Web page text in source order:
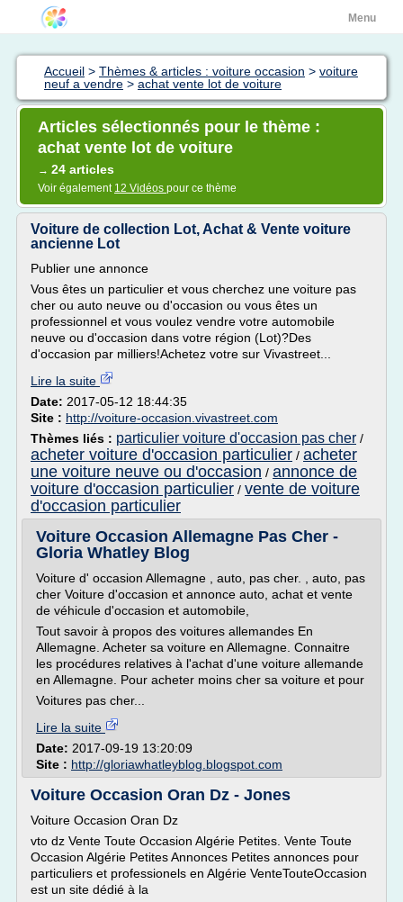
Menu
Accueil > Thèmes & articles : voiture occasion > voiture
neuf a vendre > achat vente lot de voiture
Articles sélectionnés pour le thème :
achat vente lot de voiture
→ 24 articles
Voir également 12 Vidéos pour ce thème
Voiture de collection Lot, Achat & Vente voiture
ancienne Lot
Publier une annonce
Vous êtes un particulier et vous cherchez une voiture pas
cher ou auto neuve ou d'occasion ou vous êtes un
professionnel et vous voulez vendre votre automobile
neuve ou d'occasion dans votre région (Lot)?Des
d'occasion par milliers!Achetez votre sur Vivastreet...
Lire la suite
Date: 2017-05-12 18:44:35
Site : http://voiture-occasion.vivastreet.com
Thèmes liés : particulier voiture d'occasion pas cher /
acheter voiture d'occasion particulier / acheter
une voiture neuve ou d'occasion / annonce de
voiture d'occasion particulier / vente de voiture
d'occasion particulier
Voiture Occasion Allemagne Pas Cher -
Gloria Whatley Blog
Voiture d' occasion Allemagne , auto, pas cher. , auto, pas
cher Voiture d'occasion et annonce auto, achat et vente
de véhicule d'occasion et automobile,
Tout savoir à propos des voitures allemandes En
Allemagne. Acheter sa voiture en Allemagne. Connaitre
les procédures relatives à l'achat d'une voiture allemande
en Allemagne. Pour acheter moins cher sa voiture et pour
Voitures pas cher...
Lire la suite
Date: 2017-09-19 13:20:09
Site : http://gloriawhatleyblog.blogspot.com
Voiture Occasion Oran Dz - Jones
Voiture Occasion Oran Dz
vto dz Vente Toute Occasion Algérie Petites. Vente Toute
Occasion Algérie Petites Annonces Petites annonces pour
particuliers et professionels en Algérie VenteTouteOccasion
est un site dédié à la